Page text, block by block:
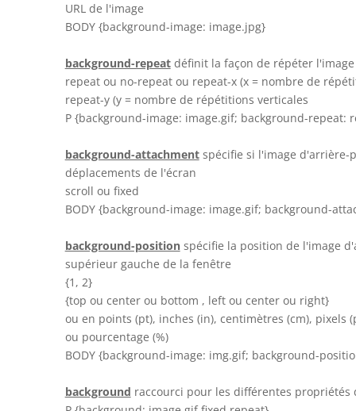
URL de l'image
BODY {background-image: image.jpg}
background-repeatdéfinit la façon de répéter
repeat ou no-repeat ou repeat-x (x = nombre de
repeat-y (y = nombre de répétitions verticales
P {background-image: image.gif; background-repeat:
background-attachmentspécifie si l'image d'arrière-
déplacements de l'écran
scroll ou fixed
BODY {background-image: image.gif; background-
background-positionspécifie la position de l'image
supérieur gauche de la fenêtre
{1, 2}
{top ou center ou bottom , left ou center ou right}
ou en points (pt), inches (in), centimètres (cm), pixels
ou pourcentage (%)
BODY {background-image: img.gif; background-
background raccourci pour les différentes propriétés